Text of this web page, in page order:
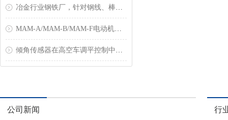
冶金行业钢铁厂，针对钢线、棒材测温解决方案
MAM-A/MAM-B/MAM-F电动机保护器常见故障
倾角传感器在高空车调平控制中的应用
公司新闻 行